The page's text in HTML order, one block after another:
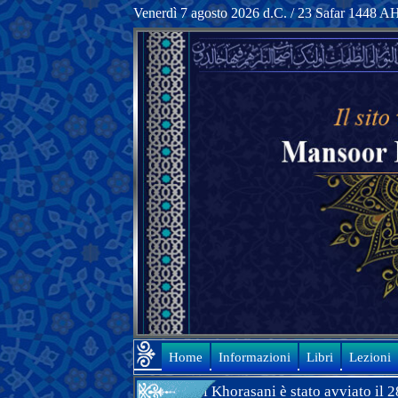
Venerdì 7 agosto 2026 d.C. / 23 Safar 1448
Home Informazioni Libri Lezioni
Mansoor Hashemi Khorasani è stato avviato il 28